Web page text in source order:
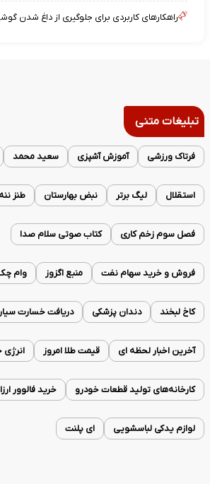
راهکارهای کاربردی برای جلوگیری از داغ شدن
تبلیغات متنی
فرتاک ورزشی آموزش آشپزی سعید محمد
استقلال لیگ برتر نبض بهارستان طنز
فصل سوم زخم کاری کتاب صوتی سلام صدا
فروش و خرید سهام نفت منبع اگزوز وام
کاخ لبخند دندان پزشکی دریافت خسارت سیار
آخرین اخبار لحظه ای قیمت طلا امروز انرژی
کارخانه‌های تولید قطعات خودرو خرید فالوور
لوازم یدکی لباسشویی ای پلنت